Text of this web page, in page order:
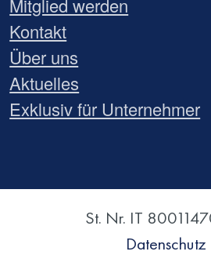
Mitglied werden
Kontakt
Über uns
Aktuelles
Exklusiv für Unternehmer
St. Nr. IT
Datenschutz